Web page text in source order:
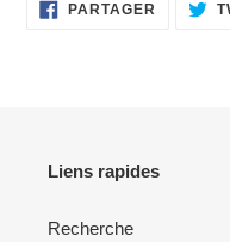
PARTAGER
SUR
Liens rapides
Recherche